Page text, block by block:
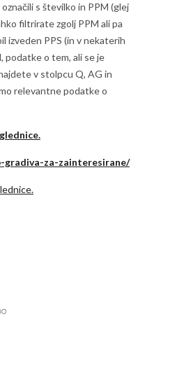
s številko in PPM (glej
filtrirate zgolj PPM ali pa
izveden PPS (in v nekaterih
podatke o tem, ali se je
v stolpcu Q, AG in
relevantne podatke o
gradiva-za-zainteresirane/